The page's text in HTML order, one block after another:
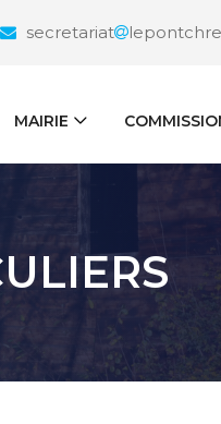
secretariat
MAIRIE